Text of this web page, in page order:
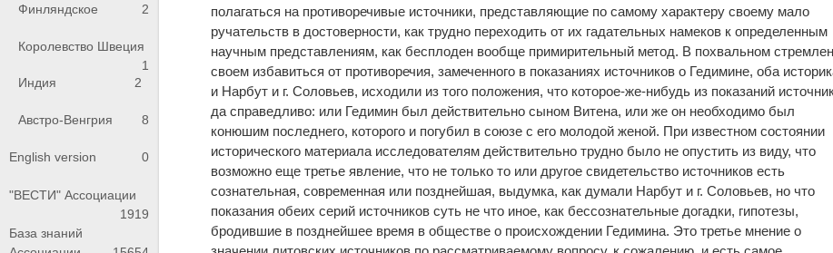
Финляндское
2
Королевство Швеция
1
Индия
2
Австро-Венгрия 8
English version 0
"ВЕСТИ" Ассоциации
1919
База знаний
полагаться на противоречивые источники, представляющие по самому характеру своему мало
ручательств в достоверности, как трудно переходить от их гадательных намеков к определенным
научным представлениям, как бесплоден вообще примирительный метод. В похвальном
своем избавиться от противоречия, замеченного в показаниях источников о Гедимине, оба
и Нарбут и г. Соловьев, исходили из того положения, что которое-же-нибудь из показаний
да справедливо: или Гедимин был действительно сыном Витена, или же он необходимо был
конюшим последнего, которого и погубил в союзе с его молодой женой. При известном состоянии
исторического материала исследователям действительно трудно было не опустить из виду, что
возможно еще третье явление, что не только то или другое свидетельство источников есть
сознательная, современная или позднейшая, выдумка, как думали Нарбут и г. Соловьев, но что
показания обеих серий источников суть не что иное, как бессознательные догадки, гипотезы,
бродившие в позднейшее время в обществе о происхождении Гедимина. Это третье мнение о